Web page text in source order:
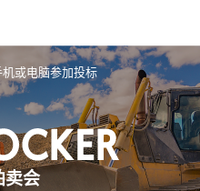
或电脑参加投标
卖会